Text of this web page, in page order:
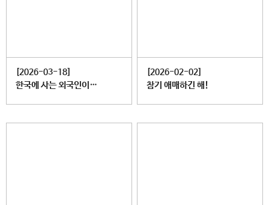
[2026-03-18]
한국에 사는 외국인이라면 알아야 할 결핵 상식! | 결핵 예방 교육
[2026-02-02]
참기 애매하긴 해!